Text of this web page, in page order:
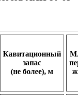
Кавитационный
запас
(не более), м